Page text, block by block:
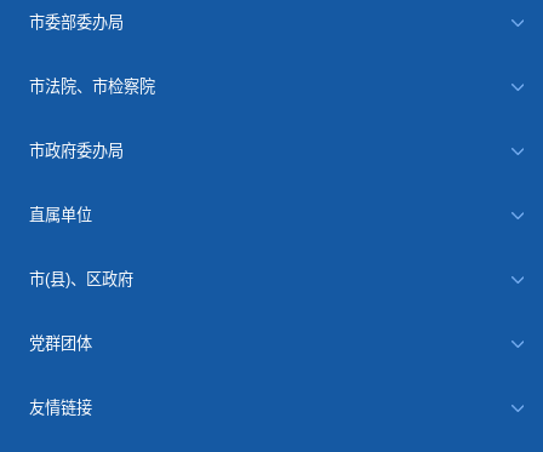
市委部委办局
市法院、市检察院
市政府委办局
直属单位
市(县)、区政府
党群团体
友情链接